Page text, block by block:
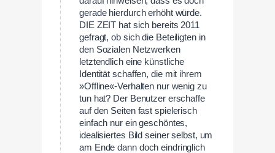
gerade hierdurch erhöht würde.
DIE ZEIT hat sich bereits 2011
gefragt, ob sich die Beteiligten in
den Sozialen Netzwerken
letztendlich eine künstliche
Identität schaffen, die mit ihrem
»Offline«-Verhalten nur wenig zu
tun hat? Der Benutzer erschaffe
auf den Seiten fast spielerisch
einfach nur ein geschöntes,
idealisiertes Bild seiner selbst, um
am Ende dann doch eindringlich